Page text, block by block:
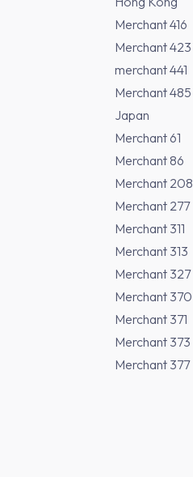
Merchant 416
Merchant 423
merchant 441
Merchant 485
Japan
Merchant 61
Merchant 86
Merchant 208
Merchant 277
Merchant 311
Merchant 313
Merchant 327
Merchant 370
Merchant 371
Merchant 373
Merchant 377